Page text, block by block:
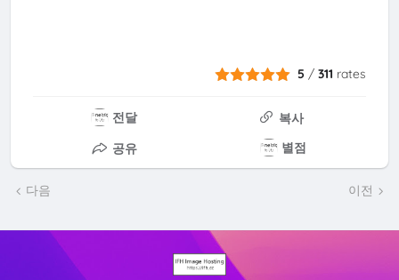
5 /311 rates
전달
복사
공유
별점
다음 이전